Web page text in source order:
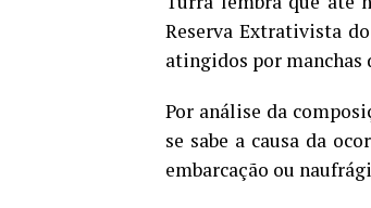
Reserva Extrativista
atingidos por manchas
Por análise da
se sabe a causa da
embarcação ou